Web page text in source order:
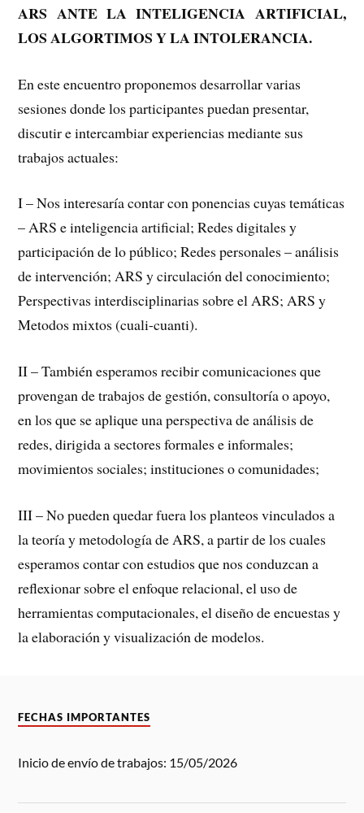
ARS ANTE LA INTELIGENCIA ARTIFICIAL,
LOS ALGORTIMOS Y LA INTOLERANCIA.
En este encuentro proponemos desarrollar varias
sesiones donde los participantes puedan presentar,
discutir e intercambiar experiencias mediante sus
trabajos actuales:
I – Nos interesaría contar con ponencias cuyas temáticas
– ARS e inteligencia artificial; Redes digitales y
participación de lo público; Redes personales – análisis
de intervención; ARS y circulación del conocimiento;
Perspectivas interdisciplinarias sobre el ARS; ARS y
Metodos mixtos (cuali-cuanti).
II – También esperamos recibir comunicaciones que
provengan de trabajos de gestión, consultoría o apoyo,
en los que se aplique una perspectiva de análisis de
redes, dirigida a sectores formales e informales;
movimientos sociales; instituciones o comunidades;
III – No pueden quedar fuera los planteos vinculados a
la teoría y metodología de ARS, a partir de los cuales
esperamos contar con estudios que nos conduzcan a
reflexionar sobre el enfoque relacional, el uso de
herramientas computacionales, el diseño de encuestas y
la elaboración y visualización de modelos.
FECHAS IMPORTANTES
Inicio de envío de trabajos: 15/05/2026